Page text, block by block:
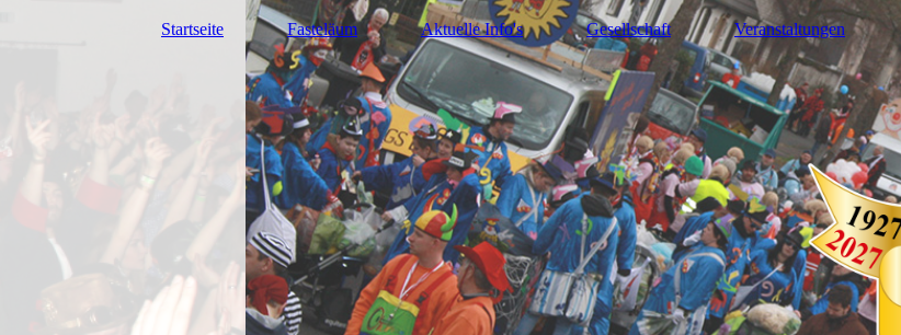
Startseite Fasteläum Aktuelle Info's Gesellschaft Veranstaltungen